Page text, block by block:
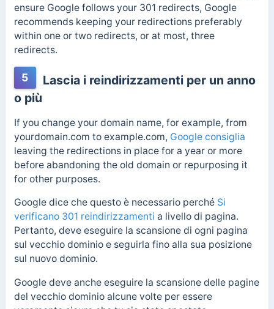
ensure Google follows your 301 redirects, Google
recommends keeping your redirections preferably
within one or two redirects, or at most, three
redirects.
5
Lascia i reindirizzamenti per un anno
o più
If you change your domain name, for example, from
yourdomain.com to example.com, Google consiglia
leaving the redirections in place for a year or more
before abandoning the old domain or repurposing it
for other purposes.
Google dice che questo è necessario perché Si
verificano 301 reindirizzamenti a livello di pagina.
Pertanto, deve eseguire la scansione di ogni pagina
sul vecchio dominio e seguirla fino alla sua posizione
sul nuovo dominio.
Google deve anche eseguire la scansione delle pagine
del vecchio dominio alcune volte per essere